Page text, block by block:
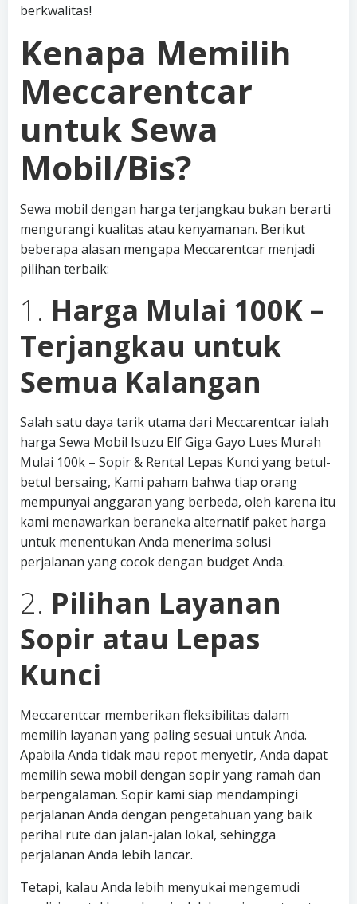
berkwalitas!
Kenapa Memilih
Meccarentcar
untuk Sewa
Mobil/Bis?
Sewa mobil dengan harga terjangkau bukan berarti
mengurangi kualitas atau kenyamanan. Berikut
beberapa alasan mengapa Meccarentcar menjadi
pilihan terbaik:
1. Harga Mulai 100K –
Terjangkau untuk
Semua Kalangan
Salah satu daya tarik utama dari Meccarentcar ialah
harga Sewa Mobil Isuzu Elf Giga Gayo Lues Murah
Mulai 100k – Sopir & Rental Lepas Kunci yang betul-
betul bersaing, Kami paham bahwa tiap orang
mempunyai anggaran yang berbeda, oleh karena itu
kami menawarkan beraneka alternatif paket harga
untuk menentukan Anda menerima solusi
perjalanan yang cocok dengan budget Anda.
2. Pilihan Layanan
Sopir atau Lepas
Kunci
Meccarentcar memberikan fleksibilitas dalam
memilih layanan yang paling sesuai untuk Anda.
Apabila Anda tidak mau repot menyetir, Anda dapat
memilih sewa mobil dengan sopir yang ramah dan
berpengalaman. Sopir kami siap mendampingi
perjalanan Anda dengan pengetahuan yang baik
perihal rute dan jalan-jalan lokal, sehingga
perjalanan Anda lebih lancar.
Tetapi, kalau Anda lebih menyukai mengemudi